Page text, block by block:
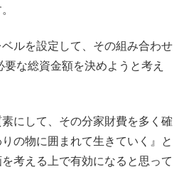
ルを設定して、その組み合わせ
な総資金額を決めようと考え
にして、その分家財費を多く確
の物に囲まれて生きていく』と
考える上で有効になると思って